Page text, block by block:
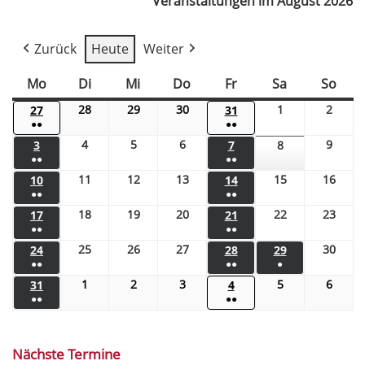
Zurück Heute
Weiter
Mo
Di Mi Do Fr Sa So
27
●●
28 29 30 31
●●
1 2
3
●●
4 5 6 7
●●
8 9
10
●●
11 12 13 14
●●
15 16
17
●●
18 19 20 21
●●
22 23
24
●●
25 26 27 28
●●
29
●
30
31
●●
1 2 3 4
●●
5 6
Nächste Termine